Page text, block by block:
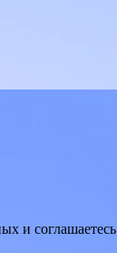
и соглашаетесь